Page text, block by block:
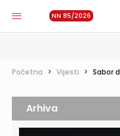
NN 85/2026
Početna > Vijesti > Sabor
Arhiva